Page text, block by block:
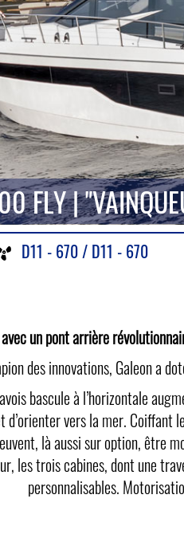
FLY |
D11 - 670 / D11 - 670
un pont arrière
des innovations, Galeon a
bascule à l’horizontale
d’orienter vers la mer.
là aussi sur option, être
les trois cabines, dont une
personnalisables.